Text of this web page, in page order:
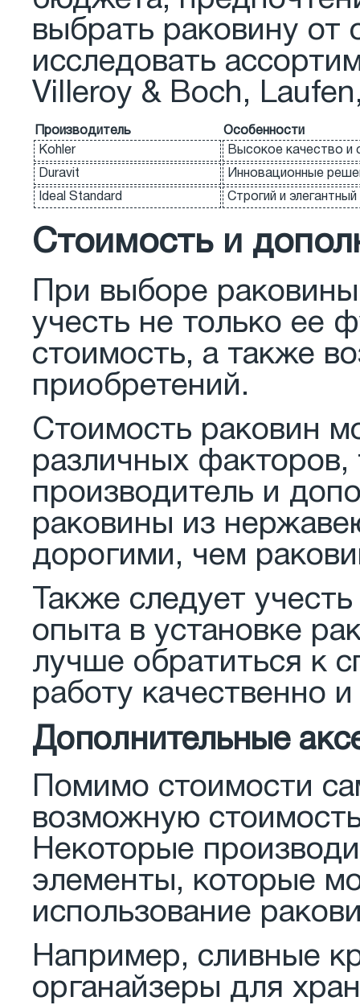
выбрать раковину от
исследовать
Villeroy & Boch,
Производитель
Особенности
Kohler
Высокое качество и
Duravit Инновационные
Ideal Standard Строгий и
Стоимость и
При выборе
учесть не только ее
стоимость, а также
приобретений.
Стоимость раковин
различных факторов,
производитель и
раковины из
дорогими, чем
Также следует
опыта в установке
лучше обратиться к
работу качественно
Дополнительные
Помимо стоимости
возможную
Некоторые
элементы, которые
использование
Например, сливные
органайзеры для